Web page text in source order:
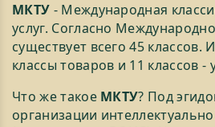
МКТУ - Международная
услуг. Согласно
существует всего 45 классов.
классы товаров и 11 классов -
Что же такое МКТУ? Под
организации